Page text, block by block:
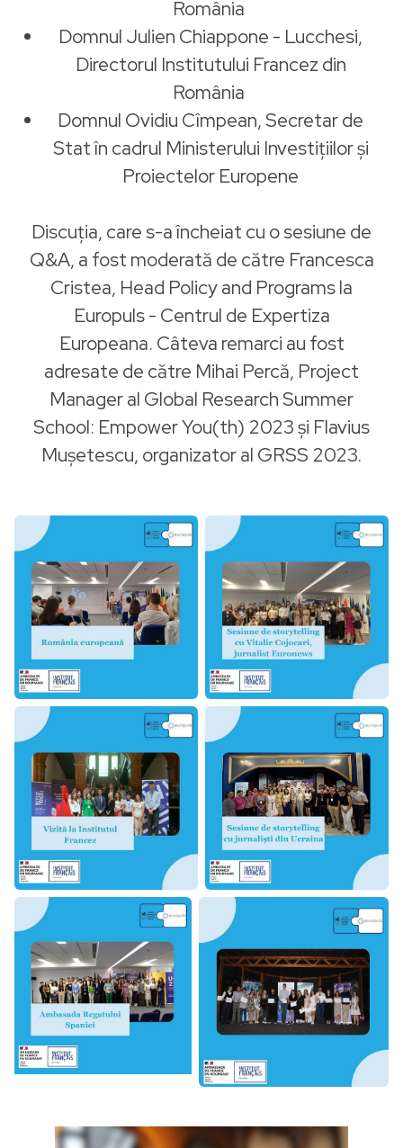
România
Domnul Julien Chiappone - Lucchesi,
Directorul Institutului Francez din
România
Domnul Ovidiu Cîmpean, Secretar de
Stat în cadrul Ministerului Investițiilor și
Proiectelor Europene
Discuția, care s-a încheiat cu o sesiune de
Q&A, a fost moderată de către Francesca
Cristea, Head Policy and Programs la
Europuls - Centrul de Expertiza
Europeana. Câteva remarci au fost
adresate de către Mihai Percă, Project
Manager al Global Research Summer
School: Empower You(th) 2023 și Flavius
Mușetescu, organizator al GRSS 2023.